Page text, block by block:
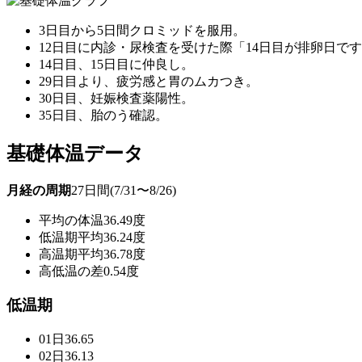
3日目から5日間クロミッドを服用。
12日目に内診・尿検査を受けた際「14日目が排卵日です
14日目、15日目に仲良し。
29日目より、疲労感と胃のムカつき。
30日目、妊娠検査薬陽性。
35日目、胎のう確認。
基礎体温データ
月経の周期27日間(7/31〜8/26)
平均の体温36.49度
低温期平均36.24度
高温期平均36.78度
高低温の差0.54度
低温期
01日 36.65
02日 36.13